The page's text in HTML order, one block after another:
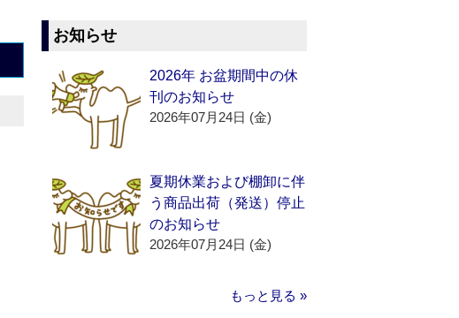
お知らせ
2026年 お盆期間中の休
刊のお知らせ
2026年07月24日 (金)
夏期休業および棚卸に伴
う商品出荷（発送）停止
のお知らせ
2026年07月24日 (金)
もっと見る »